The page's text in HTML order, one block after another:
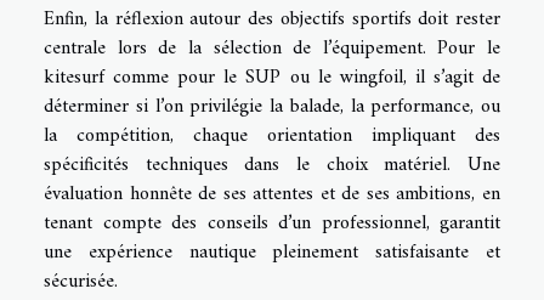
Enfin, la réflexion autour des objectifs sportifs doit rester
centrale lors de la sélection de l’équipement. Pour le
kitesurf comme pour le SUP ou le wingfoil, il s’agit de
déterminer si l’on privilégie la balade, la performance, ou
la compétition, chaque orientation impliquant des
spécificités techniques dans le choix matériel. Une
évaluation honnête de ses attentes et de ses ambitions, en
tenant compte des conseils d’un professionnel, garantit
une expérience nautique pleinement satisfaisante et
sécurisée.